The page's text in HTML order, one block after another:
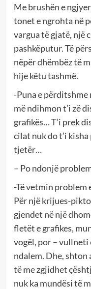
Me brushën e
tonet e ngrohta në
vargua të gjatë, një
pashkëputur. Të
nëpër dhëmbëz të
hije këtu tashmë.
-Puna e
më ndihmon t’i zë
grafikës… T’i prek
cilat nuk do t’i
tjetër…
– Po ndonjë
-Të vetmin problem
Për një krijues-
gjendet në një
fletët e grafikes,
vogël, por – vullneti
ndalem. Dhe, shton
të me zgjidhet
nuk ka mundësi të